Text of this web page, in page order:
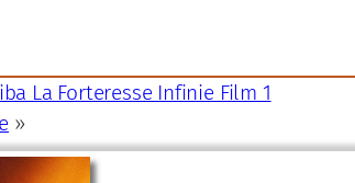
La Forteresse Infinie Film 1
»